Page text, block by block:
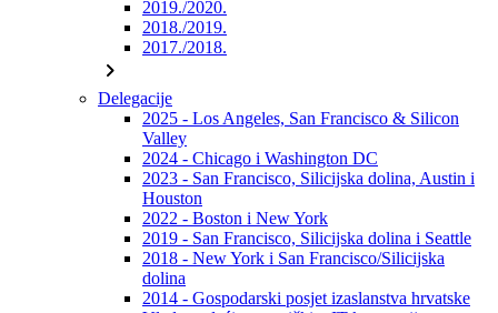
2019./2020.
2018./2019.
2017./2018.
chevron_right
Delegacije
2025 - Los Angeles, San Francisco & Silicon
Valley
2024 - Chicago i Washington DC
2023 - San Francisco, Silicijska dolina, Austin i
Houston
2022 - Boston i New York
2019 - San Francisco, Silicijska dolina i Seattle
2018 - New York i San Francisco/Silicijska
dolina
2014 - Gospodarski posjet izaslanstva hrvatske